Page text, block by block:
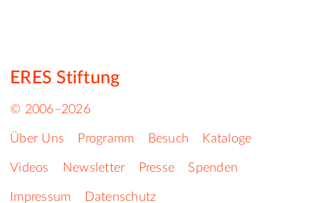
ERES Stiftung
© 2006–2026
Über Uns Programm Besuch Kataloge
Videos Newsletter Presse Spenden
Impressum Datenschutz